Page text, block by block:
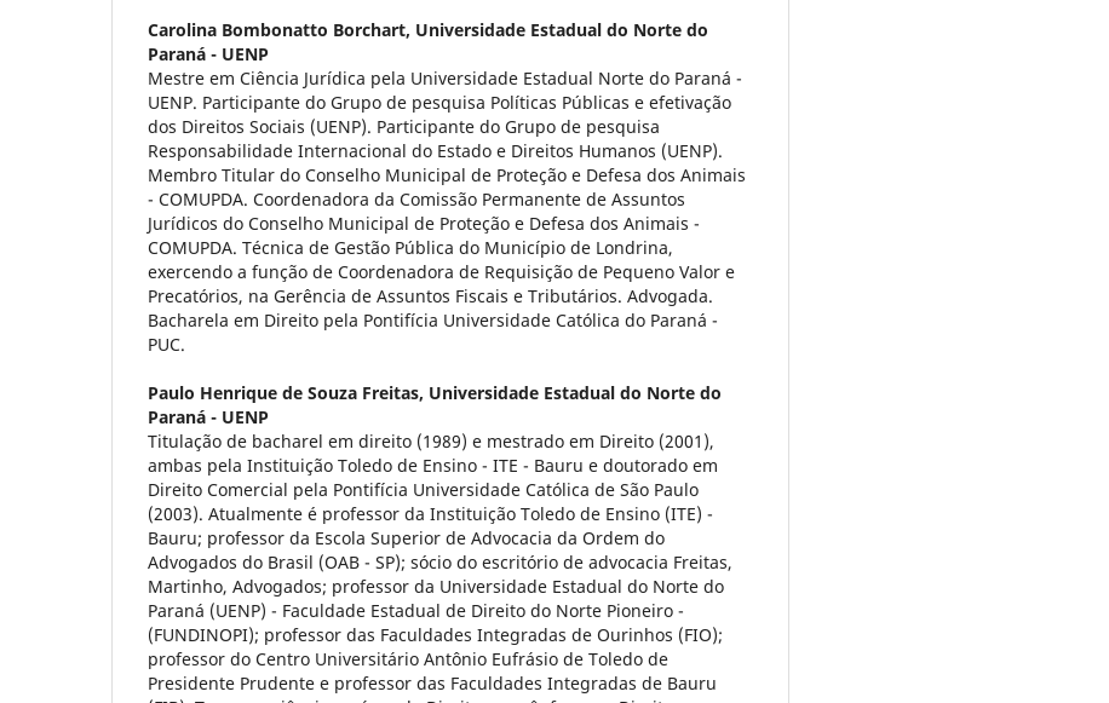
Carolina Bombonatto Borchart, Universidade Estadual do Norte do
Paraná - UENP
Mestre em Ciência Jurídica pela Universidade Estadual Norte do Paraná -
UENP. Participante do Grupo de pesquisa Políticas Públicas e efetivação
dos Direitos Sociais (UENP). Participante do Grupo de pesquisa
Responsabilidade Internacional do Estado e Direitos Humanos (UENP).
Membro Titular do Conselho Municipal de Proteção e Defesa dos Animais
- COMUPDA. Coordenadora da Comissão Permanente de Assuntos
Jurídicos do Conselho Municipal de Proteção e Defesa dos Animais -
COMUPDA. Técnica de Gestão Pública do Município de Londrina,
exercendo a função de Coordenadora de Requisição de Pequeno Valor e
Precatórios, na Gerência de Assuntos Fiscais e Tributários. Advogada.
Bacharela em Direito pela Pontifícia Universidade Católica do Paraná -
PUC.
Paulo Henrique de Souza Freitas, Universidade Estadual do Norte do
Paraná - UENP
Titulação de bacharel em direito (1989) e mestrado em Direito (2001),
ambas pela Instituição Toledo de Ensino - ITE - Bauru e doutorado em
Direito Comercial pela Pontifícia Universidade Católica de São Paulo
(2003). Atualmente é professor da Instituição Toledo de Ensino (ITE) -
Bauru; professor da Escola Superior de Advocacia da Ordem do
Advogados do Brasil (OAB - SP); sócio do escritório de advocacia Freitas,
Martinho, Advogados; professor da Universidade Estadual do Norte do
Paraná (UENP) - Faculdade Estadual de Direito do Norte Pioneiro -
(FUNDINOPI); professor das Faculdades Integradas de Ourinhos (FIO);
professor do Centro Universitário Antônio Eufrásio de Toledo de
Presidente Prudente e professor das Faculdades Integradas de Bauru